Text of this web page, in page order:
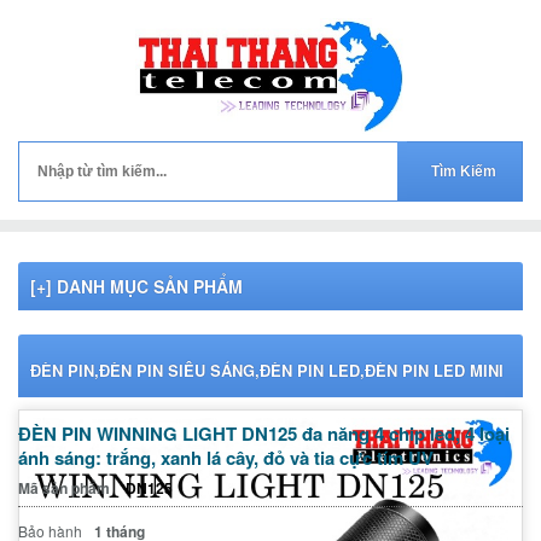
[+] DANH MỤC SẢN PHẨM
ĐÈN PIN,ĐÈN PIN SIÊU SÁNG,ĐÈN PIN LED,ĐÈN PIN LED MINI
ĐÈN PIN WINNING LIGHT DN125 đa năng 4 chip led, 4 loại
ánh sáng: trắng, xanh lá cây, đỏ và tia cực tím UV
Mã sản phẩm DN125
Bảo hành 1 tháng